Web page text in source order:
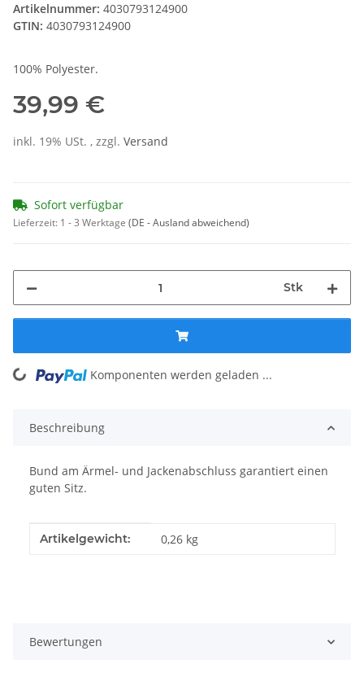
Artikelnummer: 4030793124900
GTIN: 4030793124900
100% Polyester.
39,99 €
inkl. 19% USt. , zzgl. Versand
Sofort verfügbar
Lieferzeit: 1 - 3 Werktage (DE - Ausland abweichend)
Stk
Loading... Komponenten werden geladen ...
Beschreibung
Bund am Ärmel- und Jackenabschluss garantiert einen
guten Sitz.
Produkteigenschaft
Wert
Artikelgewicht: 0,26 kg
Bewertungen